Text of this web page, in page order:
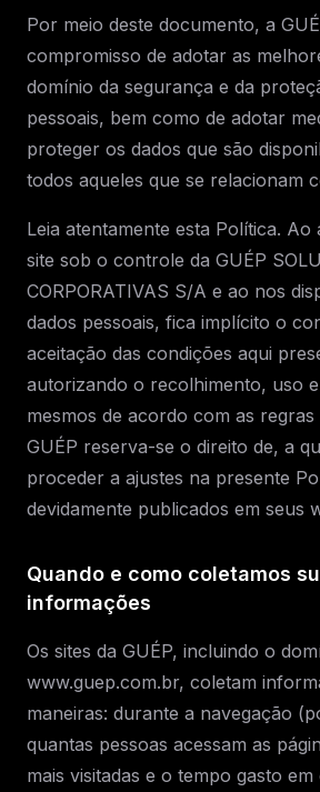
Por meio deste documento, a
compromisso de adotar as
domínio da segurança e da
pessoais, bem como de adotar
proteger os dados que são
todos aqueles que se relacionam
Leia atentamente esta Política. Ao
site sob o controle da GUÉP
CORPORATIVAS S/A e ao nos
dados pessoais, fica implícito o
aceitação das condições aqui
autorizando o recolhimento, uso
mesmos de acordo com as regras
GUÉP reserva-se o direito de, a
proceder a ajustes na presente
devidamente publicados em seus
Quando e como coletamos
informações
Os sites da GUÉP, incluindo o
www.guep.com.br, coletam
maneiras: durante a navegação
quantas pessoas acessam as
mais visitadas e o tempo gasto